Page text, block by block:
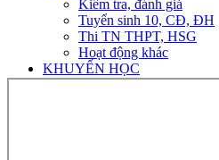
Kiểm tra, đánh giá
Tuyển sinh 10, CĐ, ĐH
Thi TN THPT, HSG
Hoạt động khác
KHUYẾN HỌC